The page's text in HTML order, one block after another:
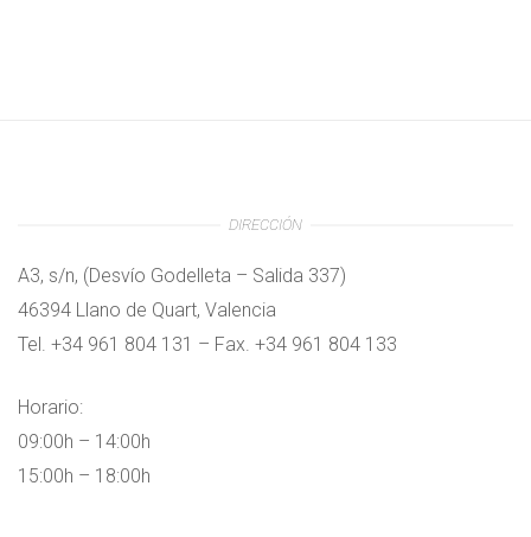
DIRECCIÓN
A3, s/n, (Desvío Godelleta – Salida 337)
46394 Llano de Quart, Valencia
Tel. +34 961 804 131 – Fax. +34 961 804 133
Horario:
09:00h – 14:00h
15:00h – 18:00h